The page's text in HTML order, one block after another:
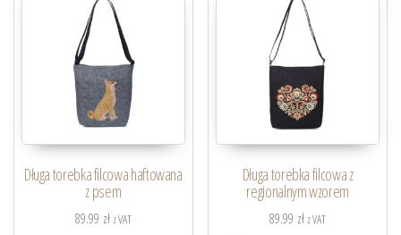
Długa torebka filcowa haftowana
z psem
89.99 zł z VAT
Długa torebka filcowa z
regionalnym wzorem
89.99 zł z VAT